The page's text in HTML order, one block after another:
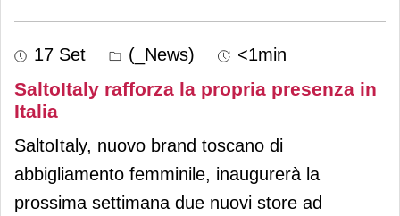
17 Set (_News) <1min
SaltoItaly rafforza la propria presenza in
Italia
SaltoItaly, nuovo brand toscano di
abbigliamento femminile, inaugurerà la
prossima settimana due nuovi store ad